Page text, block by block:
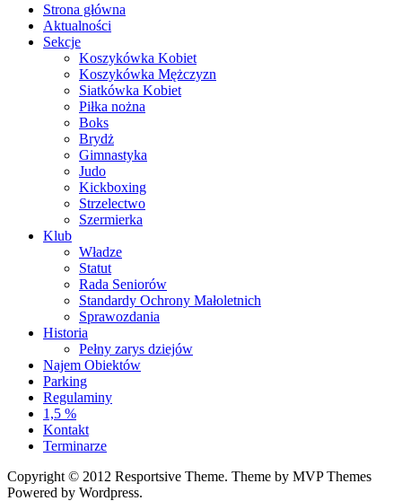
Strona główna
Aktualności
Sekcje
Koszykówka Kobiet
Koszykówka Mężczyzn
Siatkówka Kobiet
Piłka nożna
Boks
Brydż
Gimnastyka
Judo
Kickboxing
Strzelectwo
Szermierka
Klub
Władze
Statut
Rada Seniorów
Standardy Ochrony Małoletnich
Sprawozdania
Historia
Pełny zarys dziejów
Najem Obiektów
Parking
Regulaminy
1,5 %
Kontakt
Terminarze
Copyright © 2012 Resportsive Theme. Theme by MVP Themes
Powered by Wordpress.